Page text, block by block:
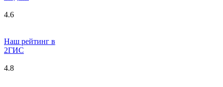
4.6
Наш рейтинг в
2ГИС
4.8